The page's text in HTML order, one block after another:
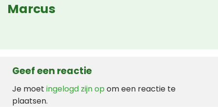
Marcus
Geef een reactie
Je moet ingelogd zijn op om een reactie te
plaatsen.